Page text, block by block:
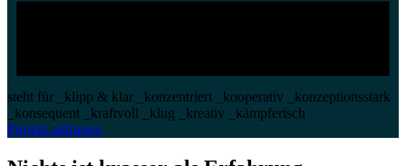
steht für _klipp & klar _konzentriert _kooperativ
_konzeptionsstark
_konsequent
_kraftvoll _klug _kreativ
_kämpferisch
Projekt anfragen